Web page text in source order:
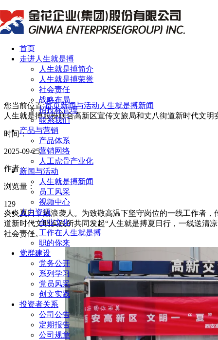
首页
走进人生就是搏
人生就是搏简介
人生就是搏荣誉
社会责任
战略布局
招投标管理
联系我们
产品与营销
产品体系
营销网络
人工虎骨产业化
新闻与活动
人生就是搏新闻
员工风采
视频中心
人力资源
企业文化
工作在人生就是搏
职的你来
党群建设
党务公开
系列学习
党员风采
创文实践
投资者关系
公司公告
定期报告
公司规章
您当前位置:首页新闻与活动 人生就是搏新闻
人生就是搏股份联合高新区宣传文旅局和丈八街道新时代文
时间：
2025-09-25
作者：
浏览量：
129
炎炎夏日，热浪袭人。为致敬高温下坚守岗位的一线工作者
道新时代文明实践所共同发起“人生就是搏夏日行，一线送清
社会责任。